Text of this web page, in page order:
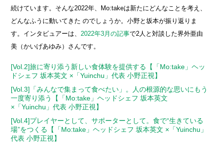
続けています。そんな2022年、Mo:takeは新たにどんなことを考え、
どんなふうに動いてきた のでしょうか。小野と坂本が振り返りま
す。インタビュアーは、2022年3月の記事で2人と対談した界外亜由
美（かいげあゆみ）さんです。
[Vol.2]旅に寄り添う新しい食体験を提供する【「Mo:take」ヘッ
ドシェフ 坂本英文 ×「Yuinchu」代表 小野正視】
[Vol.3]「みんなで集まって食べたい」。人の根源的な思いにもう
一度寄り添う【「Mo:take」ヘッドシェフ 坂本英文
×「Yuinchu」代表 小野正視】
[Vol.4]プレイヤーとして、サポーターとして。食で“生きている
場”をつくる【「Mo:take」ヘッドシェフ 坂本英文 ×「Yuinchu」
代表 小野正視】